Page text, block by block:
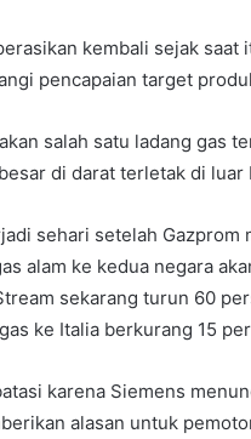
kembali sejak saat
pencapaian target
salah satu ladang gas
di darat terletak di luar
sehari setelah
alam ke kedua negara
sekarang turun 60
ke Italia berkurang 15
karena Siemens
alasan untuk